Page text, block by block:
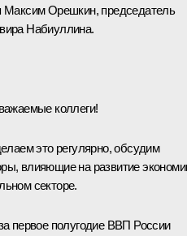
Максим Орешкин, председатель
Набиуллина.
коллеги!
это регулярно, обсудим
влияющие на развитие
секторе.
первое полугодие ВВП России